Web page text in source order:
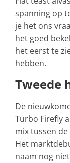
spanning op
je het ons
het goed
het eerst te
hebben.
Tweede
De
Turbo Firefly
mix tussen
Het
naam nog